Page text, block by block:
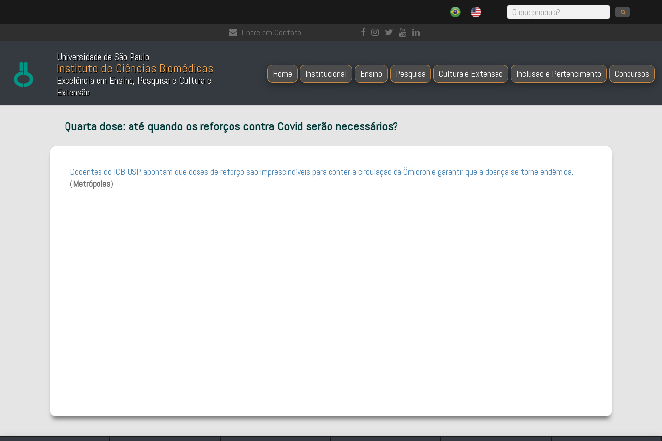
Entre em Contato
Universidade de São Paulo
Instituto de Ciências Biomédicas
Excelência em Ensino, Pesquisa e Cultura e
Extensão
Home Institucional Ensino Pesquisa Cultura e Extensão Inclusão e Pertencimento Concursos
Quarta dose: até quando os reforços contra Covid serão necessários?
Docentes do ICB-USP apontam que doses de reforço são imprescindíveis para conter a circulação da Ômicron e garantir que a doença se torne endêmica.
(Metrópoles)